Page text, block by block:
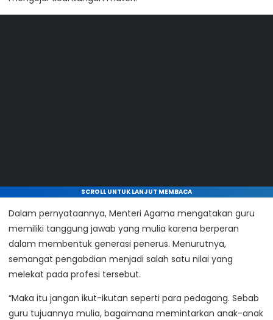
SCROLL UNTUK LANJUT MEMBACA
Dalam pernyataannya, Menteri Agama mengatakan guru
memiliki tanggung jawab yang mulia karena berperan
dalam membentuk generasi penerus. Menurutnya,
semangat pengabdian menjadi salah satu nilai yang
melekat pada profesi tersebut.
“Maka itu jangan ikut-ikutan seperti para pedagang. Sebab
guru tujuannya mulia, bagaimana memintarkan anak-anak